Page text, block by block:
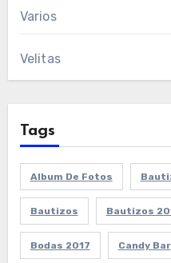
Varios
Velitas
Tags
Album De Fotos
Bautizos Bautizos
Bodas 2017 Candy Bar